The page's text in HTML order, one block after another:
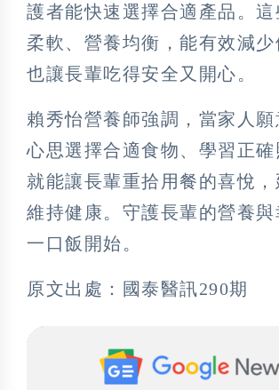
護者能快速選擇合適產品。
柔軟、營養均衡，能有效減少
也讓長輩吃得安全又開心。
賴秀怡營養師強調，當家人
心思選擇合適食物、學習正確
就能讓長輩重拾用餐的喜悅，
維持健康。守護長輩的營養與
一口飯開始。
原文出處：國泰醫訊290期